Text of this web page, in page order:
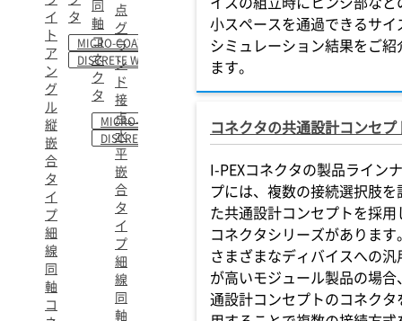
イ
ト
ア
ン
グ
ル
縦
嵌
合
タ
イ
プ
細
線
同
軸
コ
タ
MICRO-COAXIAL
DISCRETE WIRE
同
軸
コ
ネ
ク
タ
MICRO-COAXIAL
DISCRETE WIRE
点
グ
ラ
ン
ド
接
点、
水
平
嵌
合
タ
イ
プ
細
線
同
軸
小スペースを通過できるサイ
シミュレーション結果をご紹
ます。
コネクタの共通設計コンセプ
I-PEXコネクタの製品ライン
プには、複数の接続選択肢を
た共通設計コンセプトを採用
コネクタシリーズがあります
さまざまなディバイスへの汎
が高いモジュール製品の場合
通設計コンセプトのコネクタ